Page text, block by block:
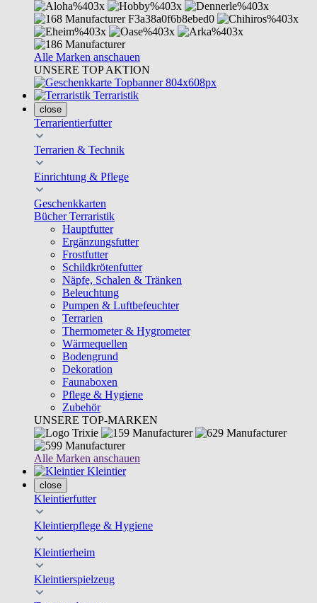
Alle Marken anschauen
UNSERE TOP AKTION
Terraristik
close
Terrarientierfutter
Terrarien & Technik
Einrichtung & Pflege
Geschenkkarten
Bücher Terraristik
Hauptfutter
Ergänzungsfutter
Frostfutter
Schildkrötenfutter
Näpfe, Schalen & Tränken
Beleuchtung
Pumpen & Luftbefeuchter
Terrarien
Thermometer & Hygrometer
Wärmequellen
Bodengrund
Dekoration
Faunaboxen
Pflege & Hygiene
Zubehör
UNSERE TOP-MARKEN
Alle Marken anschauen
Kleintier
close
Kleintierfutter
Kleintierpflege & Hygiene
Kleintierheim
Kleintierspielzeug